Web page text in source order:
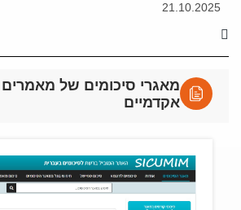
21.10.2025
מאגרי סיכומים של מאמרים
אקדמיים